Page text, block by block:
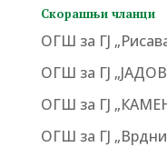
Скорашњи чланци
ОГШ за ГЈ
ОГШ за ГЈ
ОГШ за ГЈ
ОГШ за ГЈ